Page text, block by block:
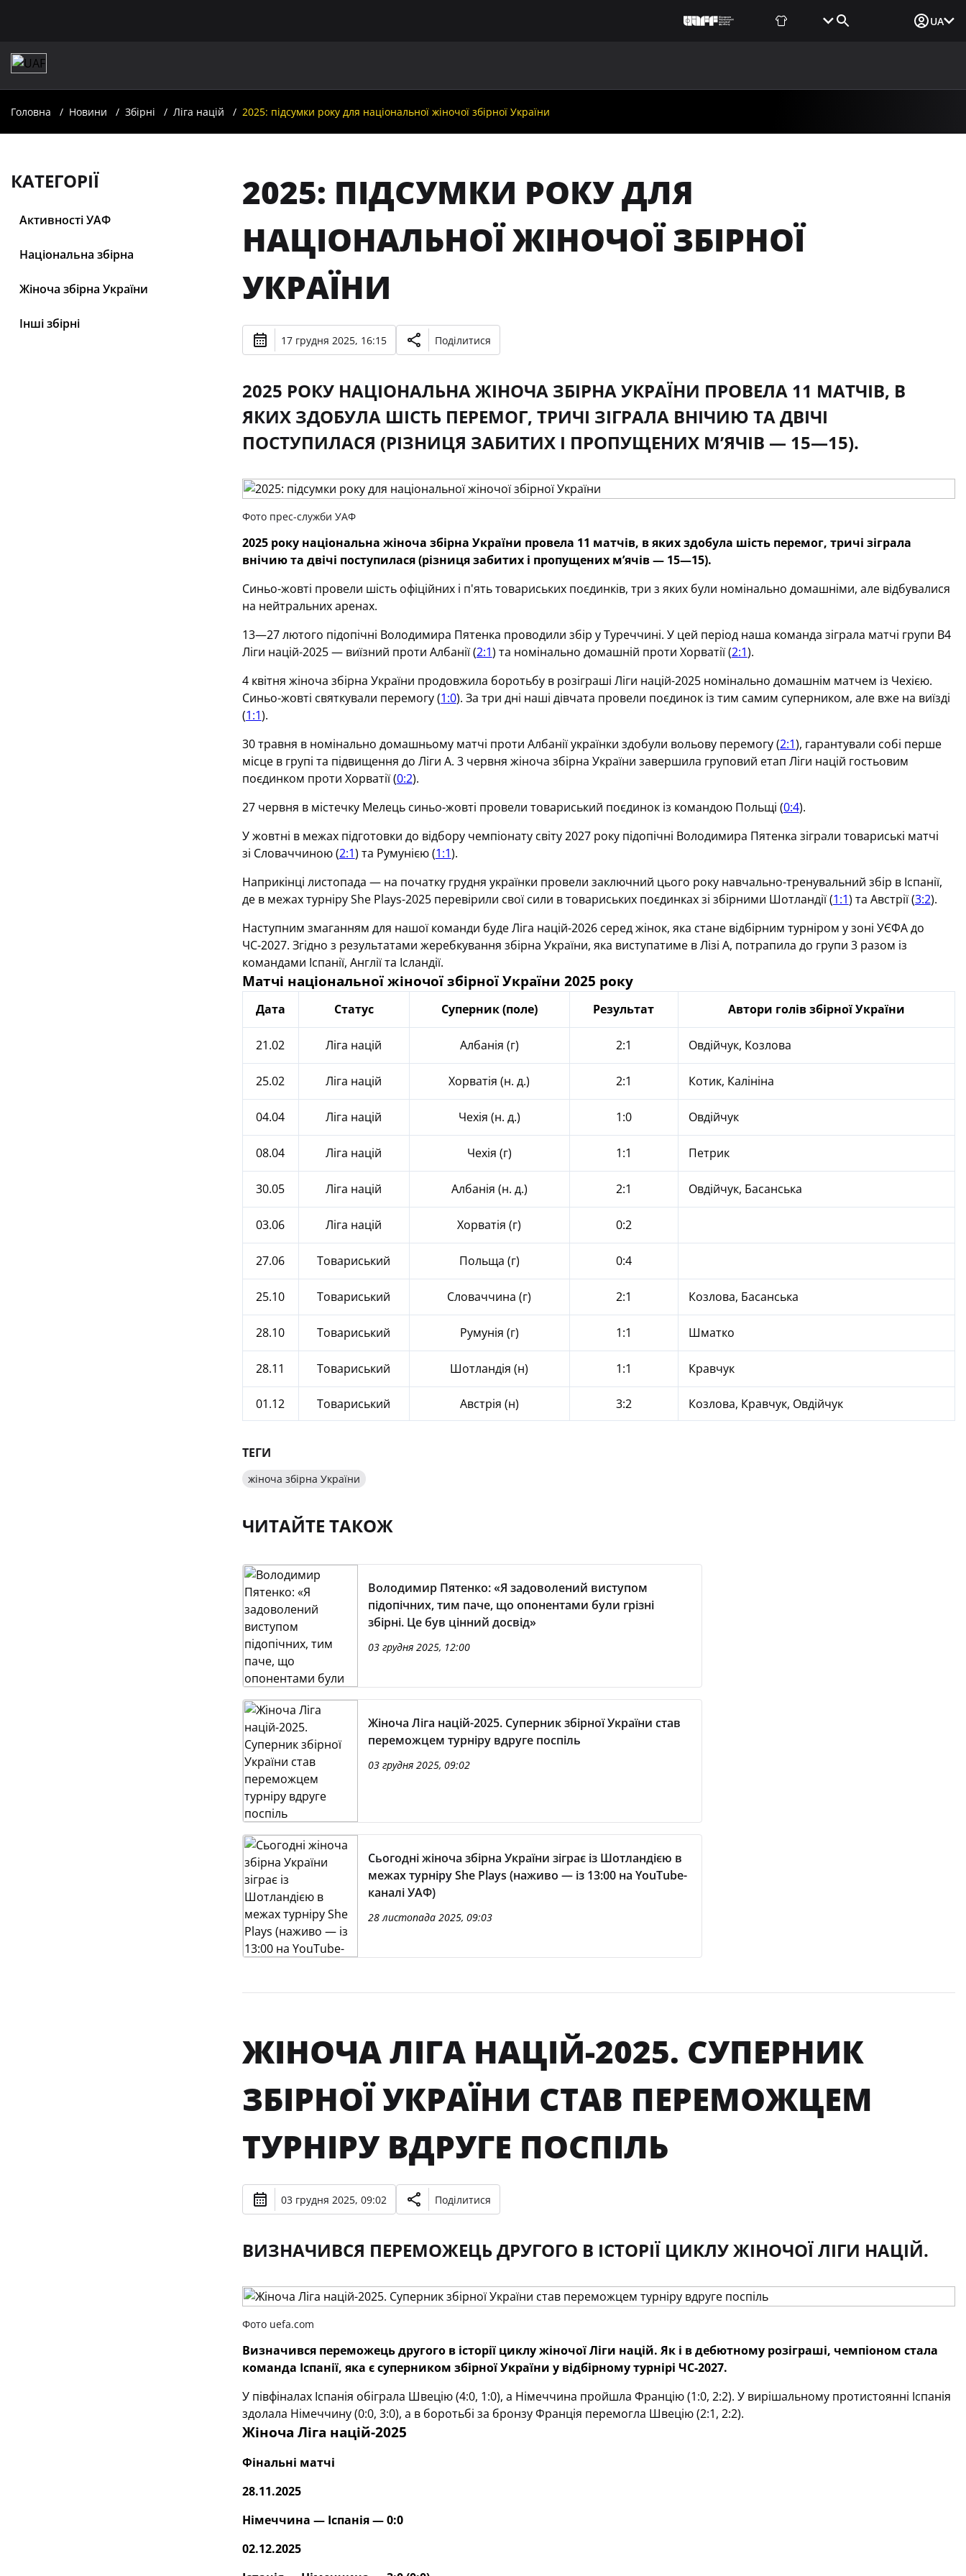
UA
Головна Новини Збірні Ліга націй 2025: підсумки року для національної жіночої збірної України
КАТЕГОРІЇ
Активності УАФ
Національна збірна
Жіноча збірна України
Інші збірні
2025: ПІДСУМКИ РОКУ ДЛЯ
НАЦІОНАЛЬНОЇ ЖІНОЧОЇ ЗБІРНОЇ
УКРАЇНИ
17 грудня 2025, 16:15 Поділитися
2025 РОКУ НАЦІОНАЛЬНА ЖІНОЧА ЗБІРНА УКРАЇНИ ПРОВЕЛА 11 МАТЧІВ, В
ЯКИХ ЗДОБУЛА ШІСТЬ ПЕРЕМОГ, ТРИЧІ ЗІГРАЛА ВНІЧИЮ ТА ДВІЧІ
ПОСТУПИЛАСЯ (РІЗНИЦЯ ЗАБИТИХ І ПРОПУЩЕНИХ М’ЯЧІВ — 15—15).
Фото прес-служби УАФ
2025 року національна жіноча збірна України провела 11 матчів, в яких здобула шість перемог, тричі зіграла
внічию та двічі поступилася (різниця забитих і пропущених м’ячів — 15—15).
Синьо-жовті провели шість офіційних і п'ять товариських поєдинків, три з яких були номінально домашніми, але відбувалися
на нейтральних аренах.
13—27 лютого підопічні Володимира Пятенка проводили збір у Туреччині. У цей період наша команда зіграла матчі групи В4
Ліги націй-2025 — виїзний проти Албанії (2:1) та номінально домашній проти Хорватії (2:1).
4 квітня жіноча збірна України продовжила боротьбу в розіграші Ліги націй-2025 номінально домашнім матчем із Чехією.
Синьо-жовті святкували перемогу (1:0). За три дні наші дівчата провели поєдинок із тим самим суперником, але вже на виїзді
(1:1).
30 травня в номінально домашньому матчі проти Албанії українки здобули вольову перемогу (2:1), гарантували собі перше
місце в групі та підвищення до Ліги А. 3 червня жіноча збірна України завершила груповий етап Ліги націй гостьовим
поєдинком проти Хорватії (0:2).
27 червня в містечку Мелець синьо-жовті провели товариський поєдинок із командою Польщі (0:4).
У жовтні в межах підготовки до відбору чемпіонату світу 2027 року підопічні Володимира Пятенка зіграли товариські матчі
зі Словаччиною (2:1) та Румунією (1:1).
Наприкінці листопада — на початку грудня українки провели заключний цього року навчально-тренувальний збір в Іспанії,
де в межах турніру She Plays-2025 перевірили свої сили в товариських поєдинках зі збірними Шотландії (1:1) та Австрії (3:2).
Наступним змаганням для нашої команди буде Ліга націй-2026 серед жінок, яка стане відбірним турніром у зоні УЄФА до
ЧС-2027. Згідно з результатами жеребкування збірна України, яка виступатиме в Лізі А, потрапила до групи 3 разом із
командами Іспанії, Англії та Ісландії.
Матчі національної жіночої збірної України 2025 року
Дата Статус Суперник (поле) Результат Автори голів збірної України
21.02 Ліга націй Албанія (г) 2:1 Овдійчук, Козлова
25.02 Ліга націй Хорватія (н. д.) 2:1 Котик, Калініна
04.04 Ліга націй Чехія (н. д.) 1:0 Овдійчук
08.04 Ліга націй Чехія (г) 1:1 Петрик
30.05 Ліга націй Албанія (н. д.) 2:1 Овдійчук, Басанська
03.06 Ліга націй Хорватія (г) 0:2
27.06 Товариський Польща (г) 0:4
25.10 Товариський Словаччина (г) 2:1 Козлова, Басанська
28.10 Товариський Румунія (г) 1:1 Шматко
28.11 Товариський Шотландія (н) 1:1 Кравчук
01.12 Товариський Австрія (н) 3:2 Козлова, Кравчук, Овдійчук
ТЕГИ
жіноча збірна України
ЧИТАЙТЕ ТАКОЖ
Володимир Пятенко: «Я задоволений виступом
підопічних, тим паче, що опонентами були грізні
збірні. Це був цінний досвід»
03 грудня 2025, 12:00
Жіноча Ліга націй-2025. Суперник збірної України став
переможцем турніру вдруге поспіль
03 грудня 2025, 09:02
Сьогодні жіноча збірна України зіграє із Шотландією в
межах турніру She Plays (наживо — із 13:00 на YouTube-
каналі УАФ)
28 листопада 2025, 09:03
ЖІНОЧА ЛІГА НАЦІЙ-2025. СУПЕРНИК
ЗБІРНОЇ УКРАЇНИ СТАВ ПЕРЕМОЖЦЕМ
ТУРНІРУ ВДРУГЕ ПОСПІЛЬ
03 грудня 2025, 09:02 Поділитися
ВИЗНАЧИВСЯ ПЕРЕМОЖЕЦЬ ДРУГОГО В ІСТОРІЇ ЦИКЛУ ЖІНОЧОЇ ЛІГИ НАЦІЙ.
Фото uefa.com
Визначився переможець другого в історії циклу жіночої Ліги націй. Як і в дебютному розіграші, чемпіоном стала
команда Іспанії, яка є суперником збірної України у відбірному турнірі ЧС-2027.
У півфіналах Іспанія обіграла Швецію (4:0, 1:0), а Німеччина пройшла Францію (1:0, 2:2). У вирішальному протистоянні Іспанія
здолала Німеччину (0:0, 3:0), а в боротьбі за бронзу Франція перемогла Швецію (2:1, 2:2).
Жіноча Ліга націй-2025
Фінальні матчі
28.11.2025
Німеччина — Іспанія — 0:0
02.12.2025